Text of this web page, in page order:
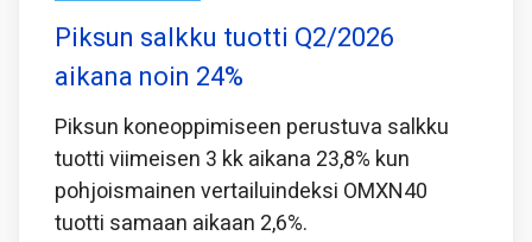
Piksun salkku tuotti Q2/2026
aikana noin 24%
Piksun koneoppimiseen perustuva salkku
tuotti viimeisen 3 kk aikana 23,8% kun
pohjoismainen vertailuindeksi OMXN40
tuotti samaan aikaan 2,6%.